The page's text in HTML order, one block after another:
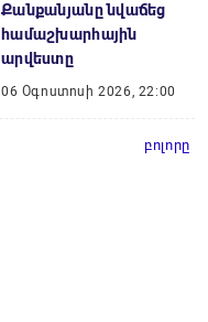
Քանքանյանը նվաճեց
համաշխարհային
արվեստը
06 Օգոստոսի 2026, 22:00
բոլորը